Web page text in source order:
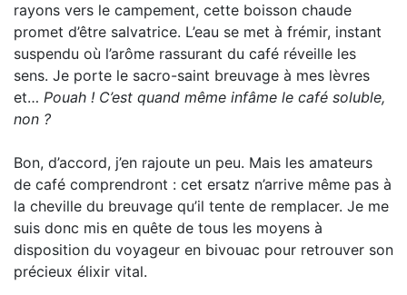
rayons vers le campement, cette boisson chaude
promet d’être salvatrice. L’eau se met à frémir, instant
suspendu où l’arôme rassurant du café réveille les
sens. Je porte le sacro-saint breuvage à mes lèvres
et… Pouah ! C’est quand même infâme le café soluble,
non ?
Bon, d’accord, j’en rajoute un peu. Mais les amateurs
de café comprendront : cet ersatz n’arrive même pas à
la cheville du breuvage qu’il tente de remplacer. Je me
suis donc mis en quête de tous les moyens à
disposition du voyageur en bivouac pour retrouver son
précieux élixir vital.